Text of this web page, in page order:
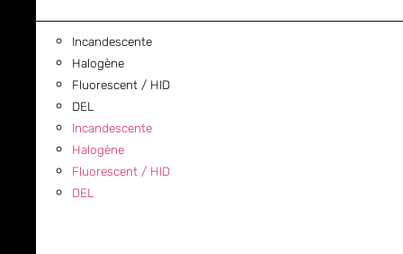
Incandescente
Halogène
Fluorescent / HID
DEL
Incandescente
Halogène
Fluorescent / HID
DEL